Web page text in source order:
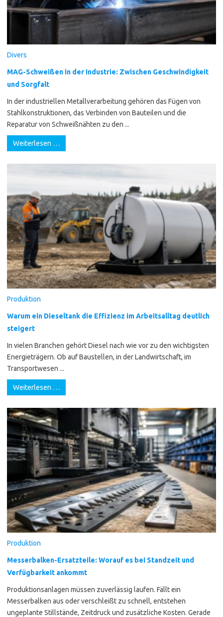
Divers
MAG-Schweißen in der Industrie: Zwischen Geschwindigkeit
und Sorgfalt
In der industriellen Metallverarbeitung gehören das Fügen von
Stahlkonstruktionen, das Verbinden von Bauteilen und die
Reparatur von Schweißnähten zu den ...
Weiterlesen …
Produktion
Warum ein Dieseltank die Effizienz im Arbeitsalltag deutlich
steigert
In vielen Branchen gehört Diesel nach wie vor zu den wichtigsten
Energieträgern. Ob auf Baustellen, in der Landwirtschaft, im
Transportwesen ...
Weiterlesen …
Produktion
Messerbalken-Ersatzteile: Worauf es bei Standzeit und
Verfügbarkeit ankommt
Produktionsanlagen müssen zuverlässig laufen. Fällt ein
Messerbalken aus oder verschleißt zu schnell, entstehen
ungeplante Stillstände, Zeitdruck und zusätzliche Kosten. Gerade